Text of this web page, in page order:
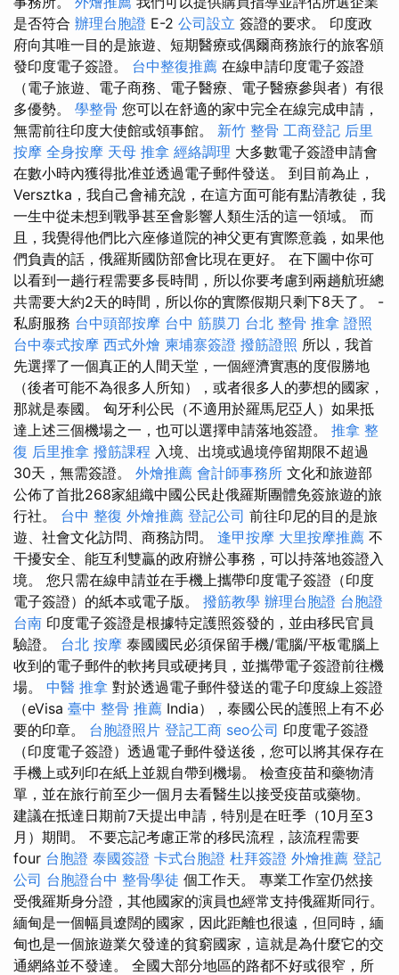
是否符合 辦理台胞證 E-2 公司設立 簽證的要求。 印度政
府向其唯一目的是旅遊、短期醫療或偶爾商務旅行的旅客頒
發印度電子簽證。 台中整復推薦 在線申請印度電子簽證
（電子旅遊、電子商務、電子醫療、電子醫療參與者）有很
多優勢。 學整骨 您可以在舒適的家中完全在線完成申請，
無需前往印度大使館或領事館。 新竹 整骨 工商登記 后里
按摩 全身按摩 天母 推拿 經絡調理 大多數電子簽證申請會
在數小時內獲得批准並透過電子郵件發送。 到目前為止，
Versztka，我自己會補充說，在這方面可能有點清教徒，我
一生中從未想到戰爭甚至會影響人類生活的這一領域。 而
且，我覺得他們比六座修道院的神父更有實際意義，如果他
們負責的話，俄羅斯國防部會比現在更好。 在下圖中你可
以看到一趟行程需要多長時間，所以你要考慮到兩趟航班總
共需要大約2天的時間，所以你的實際假期只剩下8天了。 -
私廚服務 台中頭部按摩 台中 筋膜刀 台北 整骨 推拿 證照
台中泰式按摩 西式外燴 柬埔寨簽證 撥筋證照 所以，我首
先選擇了一個真正的人間天堂，一個經濟實惠的度假勝地
（後者可能不為很多人所知），或者很多人的夢想的國家，
那就是泰國。 匈牙利公民（不適用於羅馬尼亞人）如果抵
達上述三個機場之一，也可以選擇申請落地簽證。 推拿 整
復 后里推拿 撥筋課程 入境、出境或過境停留期限不超過
30天，無需簽證。 外燴推薦 會計師事務所 文化和旅遊部
公佈了首批268家組織中國公民赴俄羅斯團體免簽旅遊的旅
行社。 台中 整復 外燴推薦 登記公司 前往印尼的目的是旅
遊、社會文化訪問、商務訪問。 逢甲按摩 大里按摩推薦 不
干擾安全、能互利雙贏的政府辦公事務，可以持落地簽證入
境。 您只需在線申請並在手機上攜帶印度電子簽證（印度
電子簽證）的紙本或電子版。 撥筋教學 辦理台胞證 台胞證
台南 印度電子簽證是根據特定護照簽發的，並由移民官員
驗證。 台北 按摩 泰國國民必須保留手機/電腦/平板電腦上
收到的電子郵件的軟拷貝或硬拷貝，並攜帶電子簽證前往機
場。 中醫 推拿 對於透過電子郵件發送的電子印度線上簽證
（eVisa 臺中 整骨 推薦 India），泰國公民的護照上有不必
要的印章。 台胞證照片 登記工商 seo公司 印度電子簽證
（印度電子簽證）透過電子郵件發送後，您可以將其保存在
手機上或列印在紙上並親自帶到機場。 檢查疫苗和藥物清
單，並在旅行前至少一個月去看醫生以接受疫苗或藥物。
建議在抵達日期前7天提出申請，特別是在旺季（10月至3
月）期間。 不要忘記考慮正常的移民流程，該流程需要
four 台胞證 泰國簽證 卡式台胞證 杜拜簽證 外燴推薦 登記
公司 台胞證台中 整骨學徒 個工作天。 專業工作室仍然接
受俄羅斯身分證，其他國家的演員也經常支持俄羅斯同行。
緬甸是一個幅員遼闊的國家，因此距離也很遠，但同時，緬
甸也是一個旅遊業欠發達的貧窮國家，這就是為什麼它的交
通網絡並不發達。 全國大部分地區的路都不好或很窄，所